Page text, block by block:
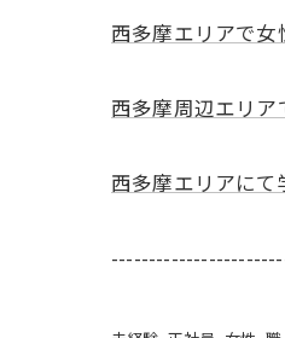
西多摩エリアで女
西多摩周辺エリア
西多摩エリアにて